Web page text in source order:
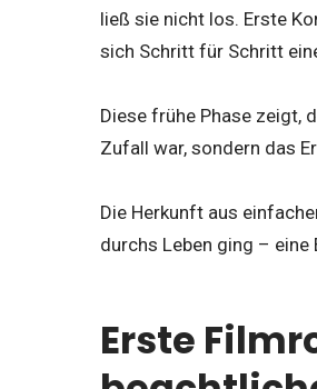
ließ sie nicht los. Erste
sich Schritt für Schritt
Diese frühe Phase zeigt,
Zufall war, sondern das
Die Herkunft aus
durchs Leben ging –
Erste